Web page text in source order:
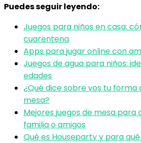
Puedes seguir leyendo:
Juegos para niños en casa:
cuarentena
Apps para jugar online con
Juegos de agua para niños:
edades
¿Qué dice sobre vos tu forma
mesa?
Mejores juegos de mesa
familia o amigos
Qué es Houseparty y para